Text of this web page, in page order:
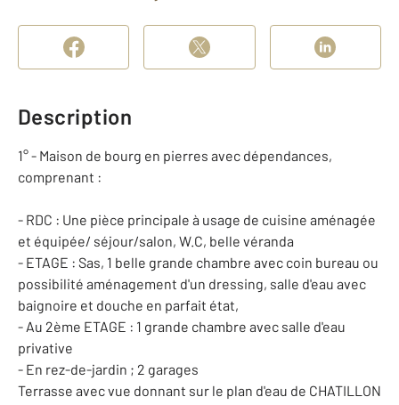
Description
1° - Maison de bourg en pierres avec dépendances,
comprenant :
- RDC : Une pièce principale à usage de cuisine aménagée
et équipée/ séjour/salon, W.C, belle véranda
- ETAGE : Sas, 1 belle grande chambre avec coin bureau ou
possibilité aménagement d'un dressing, salle d'eau avec
baignoire et douche en parfait état,
- Au 2ème ETAGE : 1 grande chambre avec salle d'eau
privative
- En rez-de-jardin ; 2 garages
Terrasse avec vue donnant sur le plan d'eau de CHATILLON